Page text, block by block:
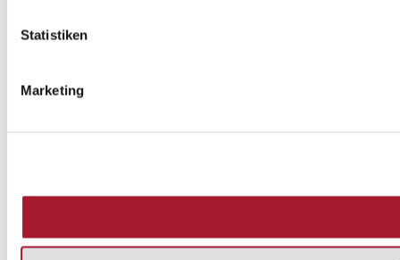
Statistiken
Marketing